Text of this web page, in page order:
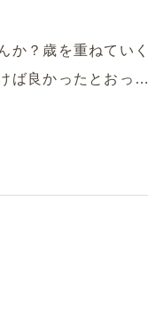
か？歳を重ねていく
ば良かったとおっし